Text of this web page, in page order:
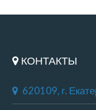
КОНТАКТЫ
620109, г.